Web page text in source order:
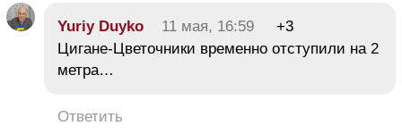
Yuriy Duyko 11 мая, 16:59
+3
Цигане-Цветочники временно отступили на 2
метра…
Ответить